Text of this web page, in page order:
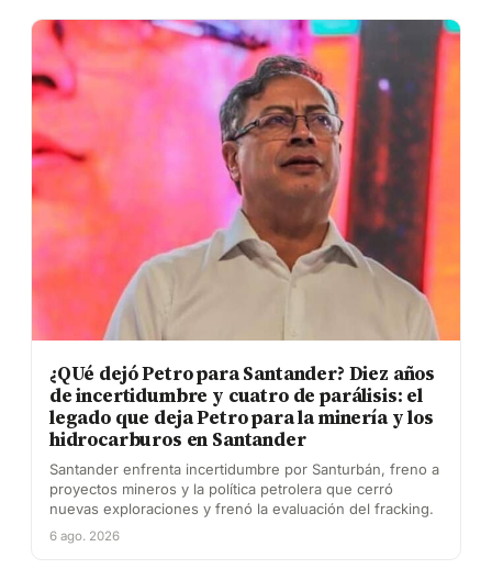
¿QUé dejó Petro para Santander? Diez años
de incertidumbre y cuatro de parálisis: el
legado que deja Petro para la minería y los
hidrocarburos en Santander
Santander enfrenta incertidumbre por Santurbán, freno a
proyectos mineros y la política petrolera que cerró
nuevas exploraciones y frenó la evaluación del fracking.
6 ago. 2026